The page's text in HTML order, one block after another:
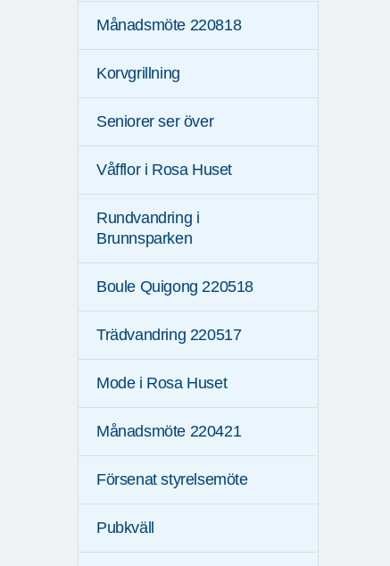
Månadsmöte 220818
Korvgrillning
Seniorer ser över
Våfflor i Rosa Huset
Rundvandring i
Brunnsparken
Boule Quigong 220518
Trädvandring 220517
Mode i Rosa Huset
Månadsmöte 220421
Försenat styrelsemöte
Pubkväll